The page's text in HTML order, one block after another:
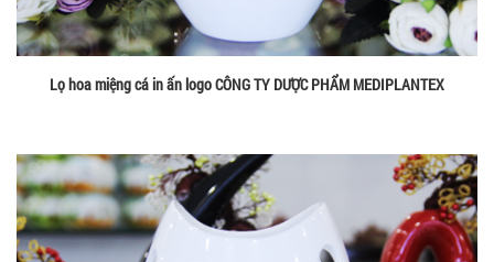
Lọ hoa miệng cá in ấn logo CÔNG TY DƯỢC PHẨM MEDIPLANTEX